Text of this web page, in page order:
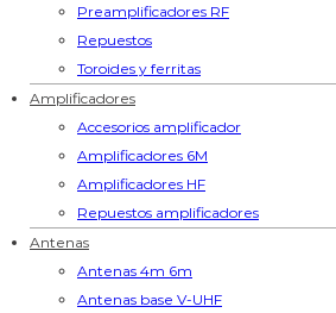
Preamplificadores RF
Repuestos
Toroides y ferritas
Amplificadores
Accesorios amplificador
Amplificadores 6M
Amplificadores HF
Repuestos amplificadores
Antenas
Antenas 4m 6m
Antenas base V-UHF